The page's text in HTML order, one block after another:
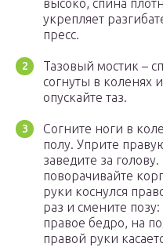
высоко, спина
укрепляет
пресс.
Тазовый мостик –
согнуты в коленях
опускайте таз.
Согните ноги в
полу. Уприте
заведите за
поворачивайте
руки коснулся
раз и смените позу:
правое бедро, на
правой руки